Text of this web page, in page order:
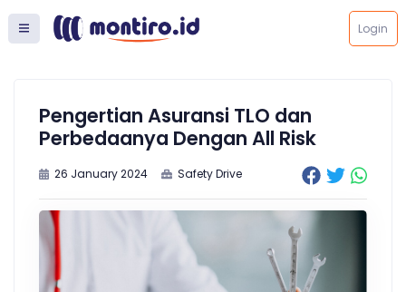
Login
Pengertian Asuransi TLO dan
Perbedaanya Dengan All Risk
26 January 2024 Safety Drive